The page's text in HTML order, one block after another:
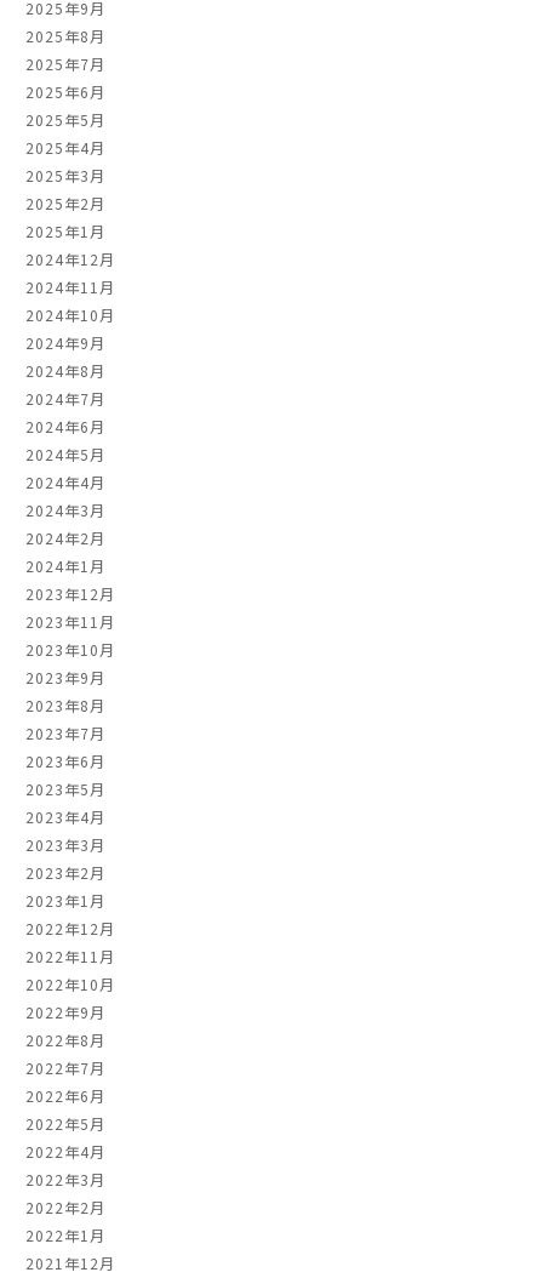
2025年9月
2025年8月
2025年7月
2025年6月
2025年5月
2025年4月
2025年3月
2025年2月
2025年1月
2024年12月
2024年11月
2024年10月
2024年9月
2024年8月
2024年7月
2024年6月
2024年5月
2024年4月
2024年3月
2024年2月
2024年1月
2023年12月
2023年11月
2023年10月
2023年9月
2023年8月
2023年7月
2023年6月
2023年5月
2023年4月
2023年3月
2023年2月
2023年1月
2022年12月
2022年11月
2022年10月
2022年9月
2022年8月
2022年7月
2022年6月
2022年5月
2022年4月
2022年3月
2022年2月
2022年1月
2021年12月